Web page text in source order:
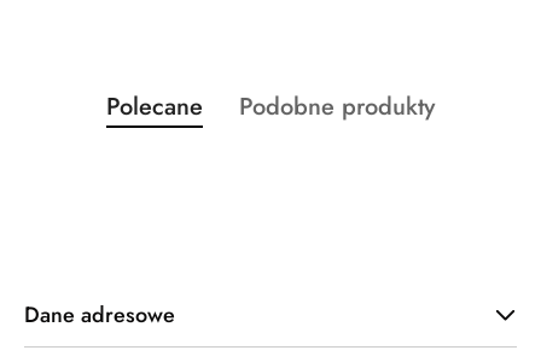
Pomiń karuzelę produktów
Produkty
o
Polecane
Produkty
Podobne produkty
Dane adresowe